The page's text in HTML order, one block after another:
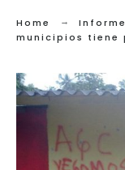
Home
municipios tiene